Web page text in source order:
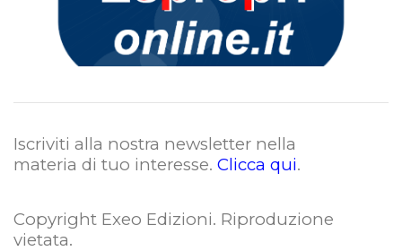
Iscriviti alla nostra newsletter nella
materia di tuo interesse. Clicca qui.
Copyright Exeo Edizioni. Riproduzione
vietata.